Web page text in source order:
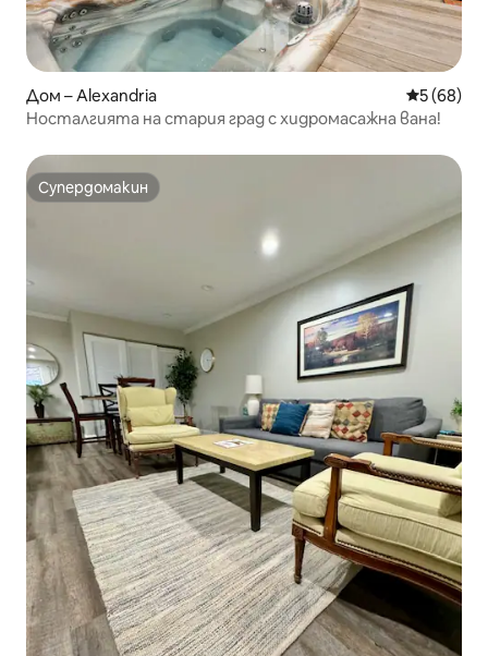
Дом – Alexandria Средна
5 (68)
Носталгията на стария град с хидромасажна вана!
Супердомакин
Супердомакин